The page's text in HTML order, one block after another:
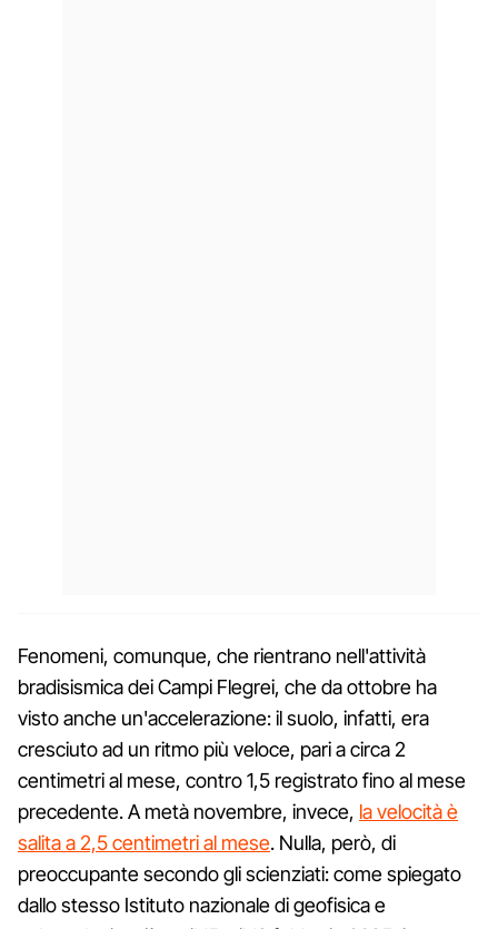
Fenomeni, comunque, che rientrano nell'attività
bradisismica dei Campi Flegrei, che da ottobre ha
visto anche un'accelerazione: il suolo, infatti, era
cresciuto ad un ritmo più veloce, pari a circa 2
centimetri al mese, contro 1,5 registrato fino al mese
precedente. A metà novembre, invece, la velocità è
salita a 2,5 centimetri al mese. Nulla, però, di
preoccupante secondo gli scienziati: come spiegato
dallo stesso Istituto nazionale di geofisica e